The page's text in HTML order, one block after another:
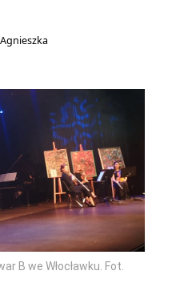
B we Włocławku. Fot.